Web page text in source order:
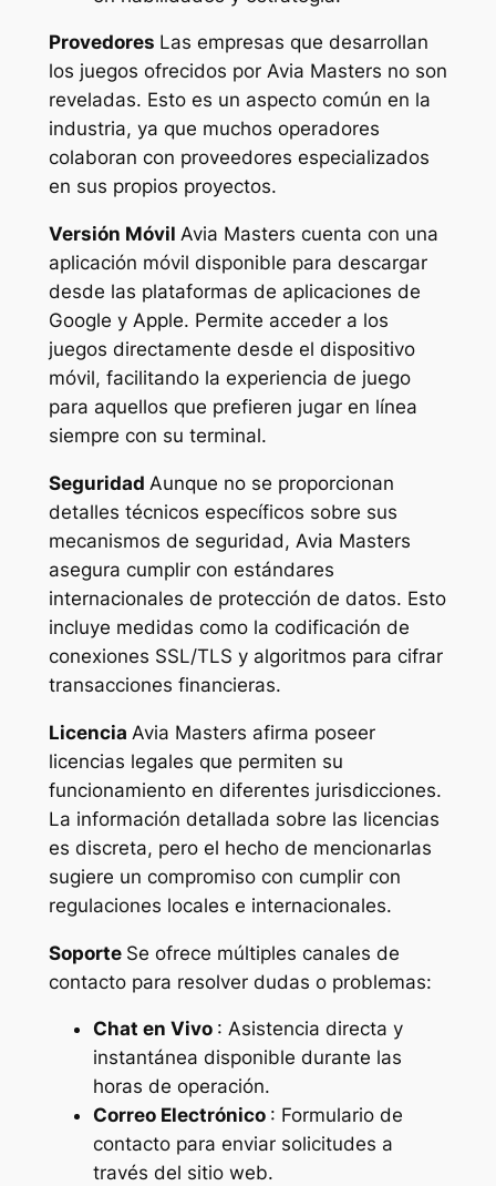
Provedores Las empresas que desarrollan
los juegos ofrecidos por Avia Masters no son
reveladas. Esto es un aspecto común en la
industria, ya que muchos operadores
colaboran con proveedores especializados
en sus propios proyectos.
Versión Móvil Avia Masters cuenta con una
aplicación móvil disponible para descargar
desde las plataformas de aplicaciones de
Google y Apple. Permite acceder a los
juegos directamente desde el dispositivo
móvil, facilitando la experiencia de juego
para aquellos que prefieren jugar en línea
siempre con su terminal.
Seguridad Aunque no se proporcionan
detalles técnicos específicos sobre sus
mecanismos de seguridad, Avia Masters
asegura cumplir con estándares
internacionales de protección de datos. Esto
incluye medidas como la codificación de
conexiones SSL/TLS y algoritmos para cifrar
transacciones financieras.
Licencia Avia Masters afirma poseer
licencias legales que permiten su
funcionamiento en diferentes jurisdicciones.
La información detallada sobre las licencias
es discreta, pero el hecho de mencionarlas
sugiere un compromiso con cumplir con
regulaciones locales e internacionales.
Soporte Se ofrece múltiples canales de
contacto para resolver dudas o problemas:
Chat en Vivo : Asistencia directa y
instantánea disponible durante las
horas de operación.
Correo Electrónico : Formulario de
contacto para enviar solicitudes a
través del sitio web.